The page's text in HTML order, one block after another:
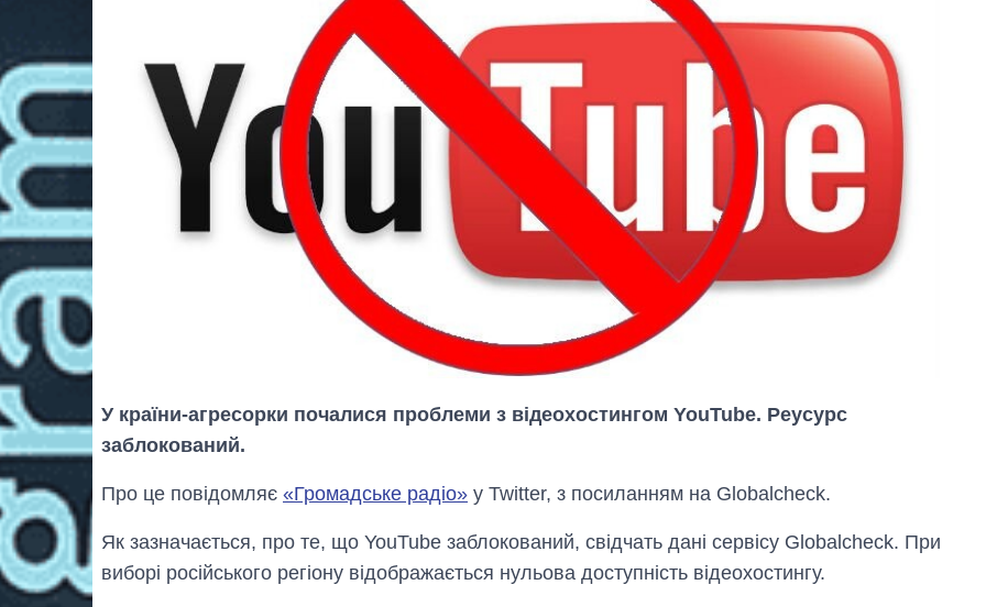
У країни-агресорки почалися проблеми з відеохостингом YouTube. Реусурс
заблокований.
Про це повідомляє «Громадське радіо» у Twitter, з посиланням на Globalcheck.
Як зазначається, про те, що YouTube заблокований, свідчать дані сервісу Globalcheck. При
виборі російського регіону відображається нульова доступність відеохостингу.